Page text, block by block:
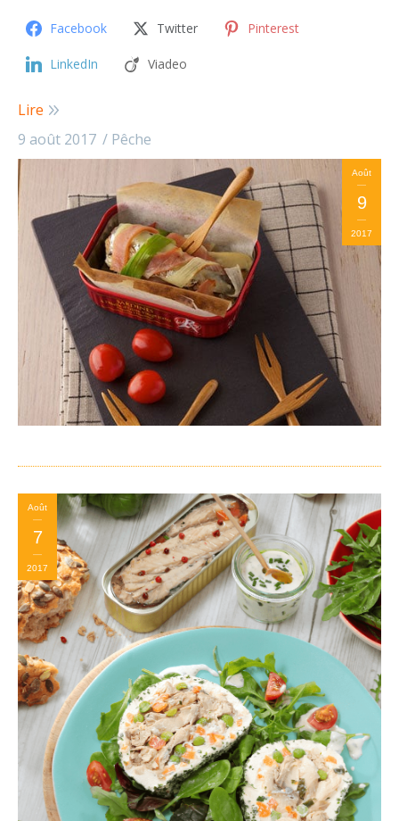
Facebook Twitter Pinterest
LinkedIn Viadeo
Lire
9 août 2017
Pêche
Août
9
2017
Août
7
2017